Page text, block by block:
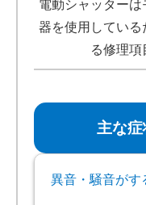
電動シャッター
器を使用してい
る修理項
主な
異音・騒音がす